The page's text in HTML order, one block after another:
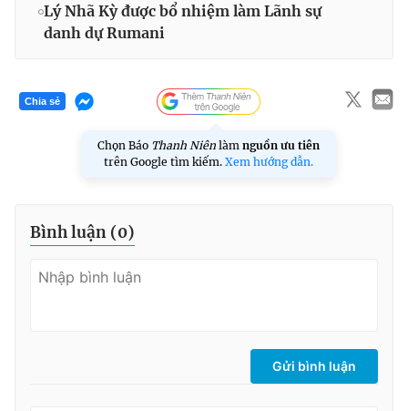
Lý Nhã Kỳ được bổ nhiệm làm Lãnh sự
danh dự Rumani
Chia sẻ
Chọn Báo Thanh Niên làm nguồn ưu tiên
trên Google tìm kiếm. Xem hướng dẫn.
Bình luận (0)
Gửi bình luận